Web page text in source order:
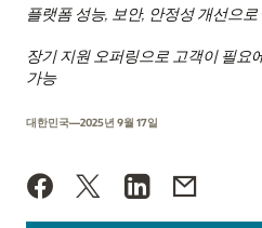
플랫폼 성능, 보안, 안정성 개선으
장기 지원 오퍼링으로 고객이 필요
가능
대한민국—2025년 9월 17일